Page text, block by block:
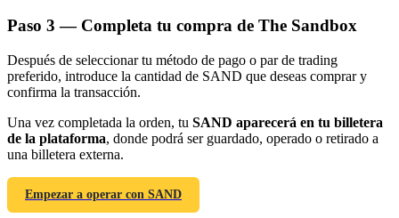
Deposit CASHCAT & Win
Paso 3 — Completa tu compra de The Sandbox
Después de seleccionar tu método de pago o par de trading
preferido, introduce la cantidad de SAND que deseas comprar y
confirma la transacción.
Una vez completada la orden, tu SAND aparecerá en tu billetera
de la plataforma, donde podrá ser guardado, operado o retirado a
una billetera externa.
Empezar a operar con SAND